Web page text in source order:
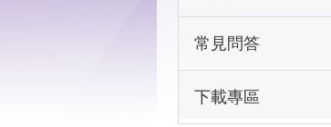
常見問答
下載專區